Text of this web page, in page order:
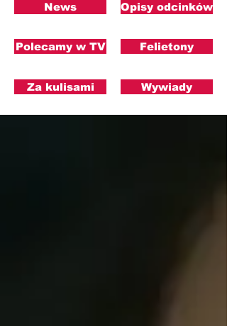
News
Polecamy w TV
Za kulisami
Opisy odcinków
Felietony
Wywiady